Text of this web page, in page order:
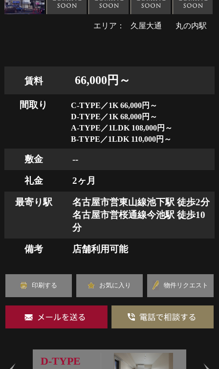
エリア： 久屋大通 丸の内駅
賃料 66,000円～
間取り
C-TYPE／1K 66,000円～
D-TYPE／1K 68,000円～
A-TYPE／1LDK 108,000円～
B-TYPE／1LDK 110,000円～
敷金 --
礼金 2ヶ月
最寄り駅
名古屋市営東山線池下駅 徒歩2分
名古屋市営桜通線今池駅 徒歩10
分
備考 店舗利用可能
印刷する お気に入り 物件リクエスト
D-TYPE